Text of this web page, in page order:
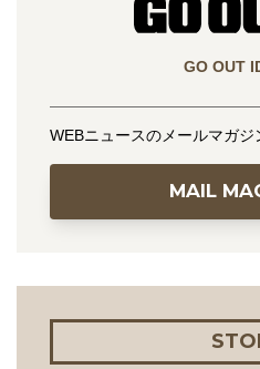
GO OUT
WEBニュースのメールマガジ
MAIL